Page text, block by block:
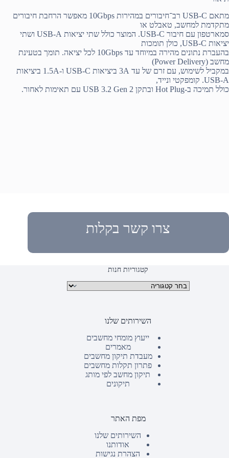
מתאם USB-C רב־חיבורים במהירות ‎10Gbps‎ מאפשר הרחבת חיבורים
מתקדמת למחשב, טאבלט או
סמארטפון עם חיבור USB-C. המוצר כולל שתי יציאות USB-A ושתי
יציאות USB-C, כולן תומכות
בהעברת נתונים מהירה במיוחד עד ‎10Gbps‎ לכל יציאה. תומך בטעינת
מחשב (Power Delivery)
במקביל לשימוש, עם זרם של עד ‎3A‎ ביציאות USB-C ו-‎1.5A‎ ביציאות
USB-A. קומפקטי ונייד,
כולל תמיכה ב-Hot Plug ובתקן USB 3.2 Gen 2 עם תאימות לאחור.
צרו קשר בקלות
קטגוריות חנות
קטגוריות מוצרים
השירותים שלנו
ייעוץ מומחי מחשבים
מאמרים
מעבדת תיקון מחשבים
פתרון תקלות מחשבים
תיקון מחשב לפי מותג
תיקונים
מפת האתר
השירותים שלנו
אודותנו
הצהרת נגישות